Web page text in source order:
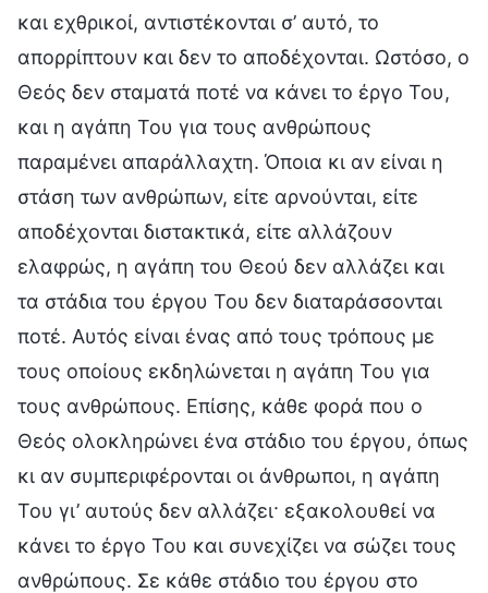
και εχθρικοί, αντιστέκονται σ’ αυτό, το
απορρίπτουν και δεν το αποδέχονται. Ωστόσο, ο
Θεός δεν σταματά ποτέ να κάνει το έργο Του,
και η αγάπη Του για τους ανθρώπους
παραμένει απαράλλαχτη. Όποια κι αν είναι η
στάση των ανθρώπων, είτε αρνούνται, είτε
αποδέχονται διστακτικά, είτε αλλάζουν
ελαφρώς, η αγάπη του Θεού δεν αλλάζει και
τα στάδια του έργου Του δεν διαταράσσονται
ποτέ. Αυτός είναι ένας από τους τρόπους με
τους οποίους εκδηλώνεται η αγάπη Του για
τους ανθρώπους. Επίσης, κάθε φορά που ο
Θεός ολοκληρώνει ένα στάδιο του έργου, όπως
κι αν συμπεριφέρονται οι άνθρωποι, η αγάπη
Του γι’ αυτούς δεν αλλάζει· εξακολουθεί να
κάνει το έργο Του και συνεχίζει να σώζει τους
ανθρώπους. Σε κάθε στάδιο του έργου στο